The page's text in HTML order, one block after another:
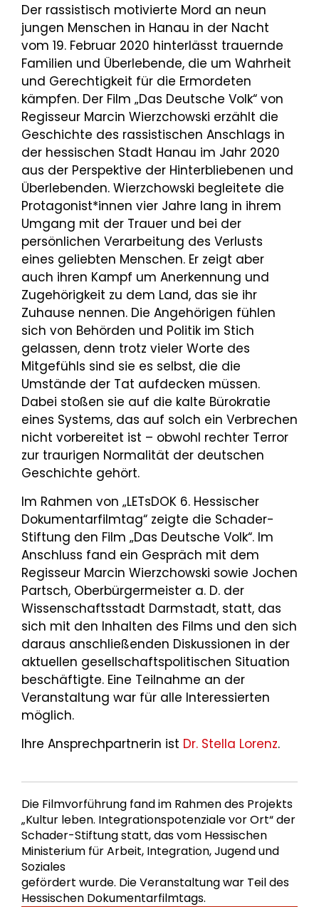
Der rassistisch motivierte Mord an neun
jungen Menschen in Hanau in der Nacht
vom 19. Februar 2020 hinterlässt trauernde
Familien und Überlebende, die um Wahrheit
und Gerechtigkeit für die Ermordeten
kämpfen. Der Film „Das Deutsche Volk“ von
Regisseur Marcin Wierzchowski erzählt die
Geschichte des rassistischen Anschlags in
der hessischen Stadt Hanau im Jahr 2020
aus der Perspektive der Hinterbliebenen und
Überlebenden. Wierzchowski begleitete die
Protagonist*innen vier Jahre lang in ihrem
Umgang mit der Trauer und bei der
persönlichen Verarbeitung des Verlusts
eines geliebten Menschen. Er zeigt aber
auch ihren Kampf um Anerkennung und
Zugehörigkeit zu dem Land, das sie ihr
Zuhause nennen. Die Angehörigen fühlen
sich von Behörden und Politik im Stich
gelassen, denn trotz vieler Worte des
Mitgefühls sind sie es selbst, die die
Umstände der Tat aufdecken müssen.
Dabei stoßen sie auf die kalte Bürokratie
eines Systems, das auf solch ein Verbrechen
nicht vorbereitet ist – obwohl rechter Terror
zur traurigen Normalität der deutschen
Geschichte gehört.
Im Rahmen von „LETsDOK 6. Hessischer
Dokumentarfilmtag“ zeigte die Schader-
Stiftung den Film „Das Deutsche Volk“. Im
Anschluss fand ein Gespräch mit dem
Regisseur Marcin Wierzchowski sowie Jochen
Partsch, Oberbürgermeister a. D. der
Wissenschaftsstadt Darmstadt, statt, das
sich mit den Inhalten des Films und den sich
daraus anschließenden Diskussionen in der
aktuellen gesellschaftspolitischen Situation
beschäftigte. Eine Teilnahme an der
Veranstaltung war für alle Interessierten
möglich.
Ihre Ansprechpartnerin ist Dr. Stella Lorenz.
Die Filmvorführung fand im Rahmen des Projekts
„Kultur leben. Integrationspotenziale vor Ort“ der
Schader-Stiftung statt, das vom Hessischen
Ministerium für Arbeit, Integration, Jugend und
Soziales
gefördert wurde. Die Veranstaltung war Teil des
Hessischen Dokumentarfilmtags.